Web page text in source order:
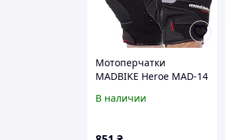
Мотоперчатки
MADBIKE Heroe MAD-14
В наличии